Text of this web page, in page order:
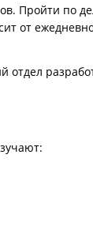
Пройти по
от
отдел